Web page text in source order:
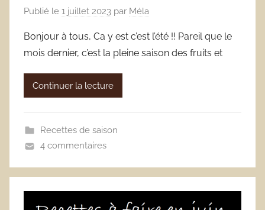
Publié le 1 juillet 2023 par Méla
Bonjour à tous, Ca y est c’est l’été !! Pareil que le
mois dernier, c’est la pleine saison des fruits et
Continuer la lecture
Recettes de saison
4 commentaires